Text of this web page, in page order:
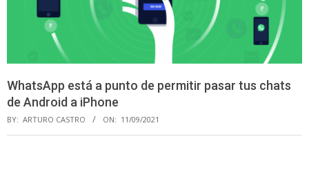
WhatsApp está a punto de permitir pasar tus chats
de Android a iPhone
BY: ARTURO CASTRO ON: 11/09/2021